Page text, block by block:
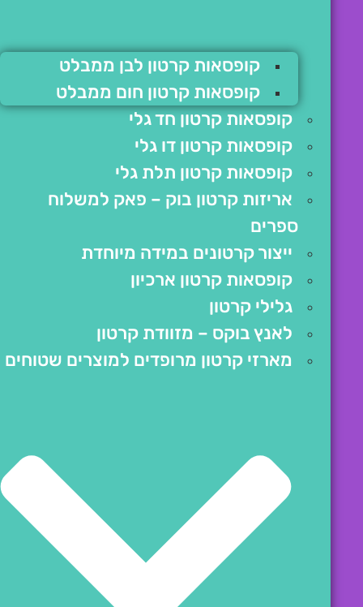
קופסאות קרטון לבן ממבלט
קופסאות קרטון חום ממבלט
קופסאות קרטון חד גלי
קופסאות קרטון דו גלי
קופסאות קרטון תלת גלי
אריזות קרטון בוק – פאק למשלוח
ספרים
ייצור קרטונים במידה מיוחדת
קופסאות קרטון ארכיון
גלילי קרטון
לאנץ בוקס – מזוודת קרטון
מארזי קרטון מרופדים למוצרים שטוחים